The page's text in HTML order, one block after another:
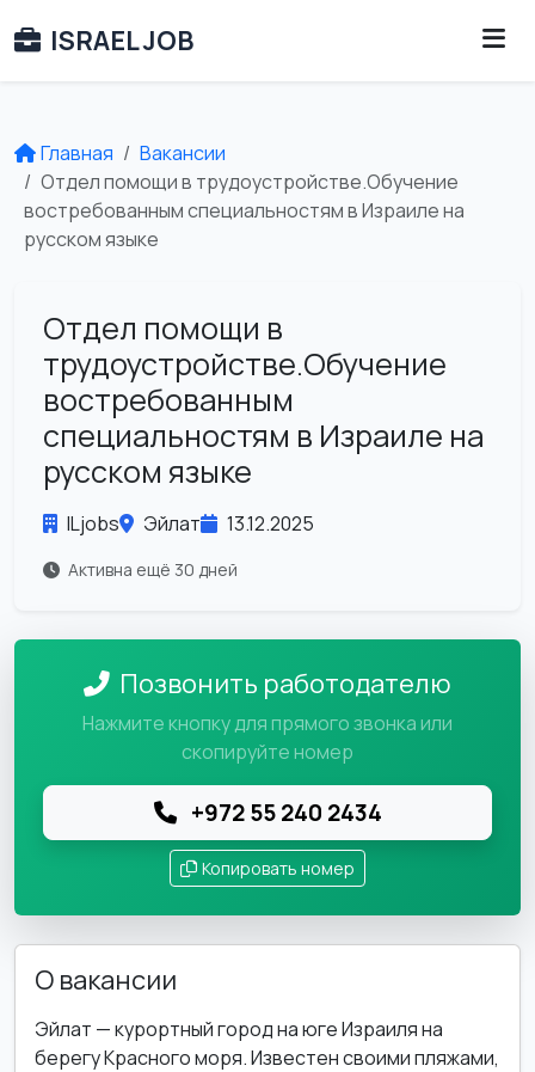
ISRAEL JOB
Главная
Вакансии
Отдел помощи в трудоустройстве.Обучение
востребованным специальностям в Израиле на
русском языке
Отдел помощи в
трудоустройстве.Обучение
востребованным
специальностям в Израиле на
русском языке
ILjobs Эйлат 13.12.2025
Активна ещё 30 дней
Позвонить работодателю
Нажмите кнопку для прямого звонка или
скопируйте номер
+972 55 240 2434
Копировать номер
О вакансии
Эйлат — курортный город на юге Израиля на
берегу Красного моря. Известен своими пляжами,